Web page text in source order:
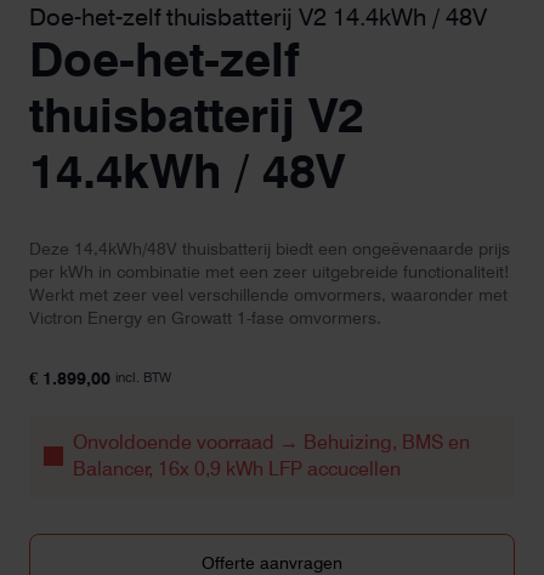
Doe-het-zelf thuisbatterij V2 14.4kWh / 48V
Doe-het-zelf
thuisbatterij V2
14.4kWh / 48V
Deze 14,4kWh/48V thuisbatterij biedt een ongeëvenaarde prijs
per kWh in combinatie met een zeer uitgebreide functionaliteit!
Werkt met zeer veel verschillende omvormers, waaronder met
Victron Energy en Growatt 1-fase omvormers.
€ 1.899,00 incl. BTW
Onvoldoende voorraad → Behuizing, BMS en
Balancer, 16x 0,9 kWh LFP accucellen
Offerte aanvragen